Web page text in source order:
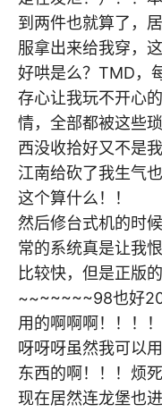
到两件也就算了，
服拿出来给我穿，
好哄是么？TMD，
存心让我玩不开心
情，全部都被这些
西没收拾好又不是
江南给砍了我生气
这个算什么！！
然后修台式机的时
常的系统真是让我
比较快，但是正版
~~~~~~~98也好
用的啊啊啊！！！
呀呀呀虽然我可以
东西的啊！！！烦死
现在居然连龙堡也